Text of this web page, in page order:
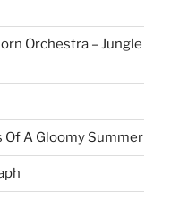
Orchestra – Jungle
Of A Gloomy Summer